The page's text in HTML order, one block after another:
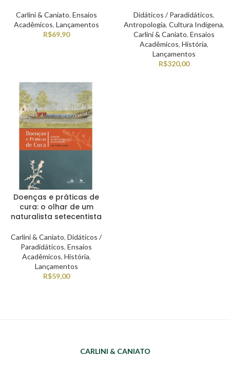
Carlini & Caniato, Ensaios
Acadêmicos, Lançamentos
R$69,90
Didáticos / Paradidáticos,
Antropologia, Cultura Indígena,
Carlini & Caniato, Ensaios
Acadêmicos, História,
Lançamentos
R$320,00
Doenças e práticas de
cura: o olhar de um
naturalista setecentista
Carlini & Caniato, Didáticos /
Paradidáticos, Ensaios
Acadêmicos, História,
Lançamentos
R$59,00
CARLINI & CANIATO